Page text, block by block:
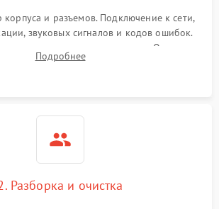
и разъемов. Подключение к сети,
звуковых сигналов и кодов ошибок.
и выходного напряжения. Оценка
на отключение основного питания без
Подробнее
Разборка и очистка